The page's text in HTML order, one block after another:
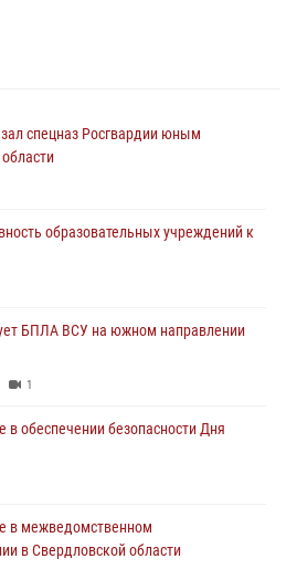
спецназ Росгвардии юным
образовательных учреждений к
БПЛА ВСУ на южном направлении
1
в обеспечении безопасности Дня
в межведомственном
в Свердловской области